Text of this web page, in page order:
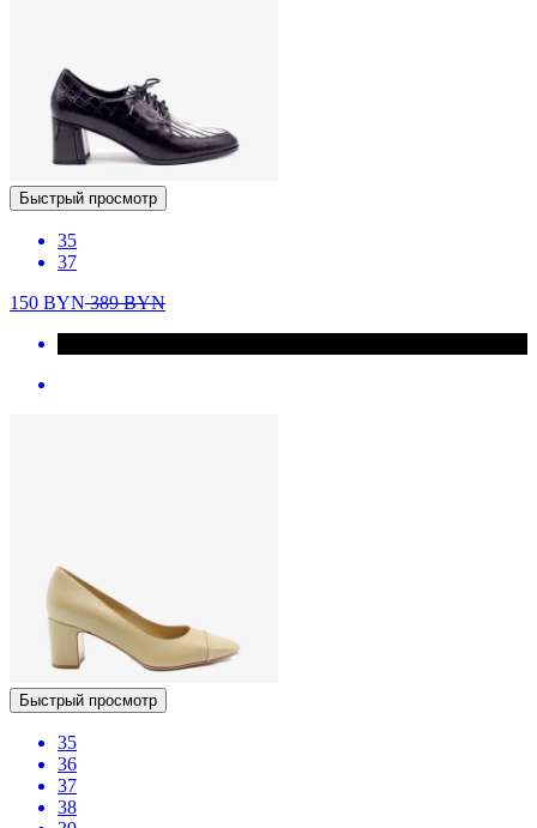
Быстрый просмотр
35
37
150 BYN389BYN
Быстрый просмотр
35
36
37
38